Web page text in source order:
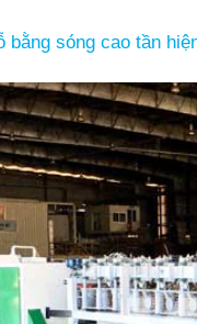
bằng sóng cao tần